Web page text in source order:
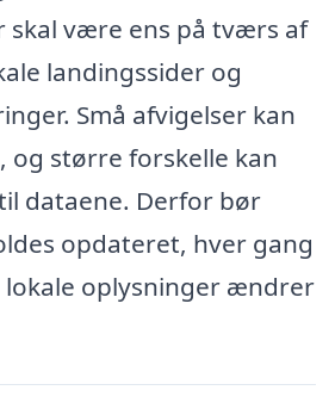
skal være ens på tværs af
landingssider og
Små afvigelser kan
og større forskelle kan
dataene. Derfor bør
opdateret, hver gang
lokale oplysninger ændrer